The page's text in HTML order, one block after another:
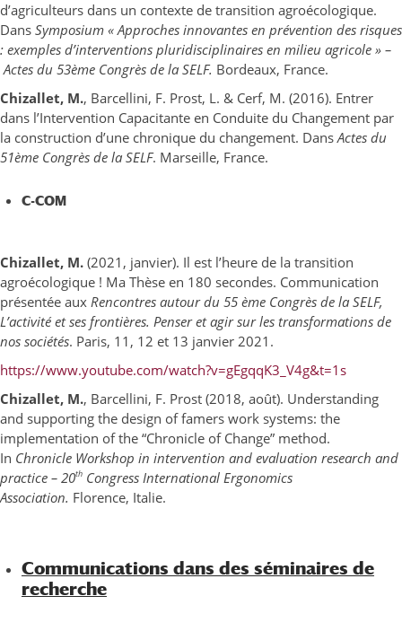
d’agriculteurs dans un contexte de transition agroécologique.
Dans Symposium « Approches innovantes en prévention des risques
: exemples d’interventions pluridisciplinaires en milieu agricole » –
Actes du 53ème Congrès de la SELF. Bordeaux, France.
Chizallet, M., Barcellini, F. Prost, L. & Cerf, M. (2016). Entrer
dans l’Intervention Capacitante en Conduite du Changement par
la construction d’une chronique du changement. DansActes du
51ème Congrès de la SELF. Marseille, France.
C-COM
Chizallet, M. (2021, janvier). Il est l’heure de la transition
agroécologique ! Ma Thèse en 180 secondes. Communication
présentée aux Rencontres autour du 55 ème Congrès de la SELF,
L’activité et ses frontières. Penser et agir sur les transformations de
nos sociétés. Paris, 11, 12 et 13 janvier 2021.
https://www.youtube.com/watch?v=gEgqqK3_V4g&t=1s
Chizallet, M., Barcellini, F. Prost (2018, août). Understanding
and supporting the design of famers work systems: the
implementation of the “Chronicle of Change” method.
In Chronicle Workshop in intervention and evaluation research and
practice – 20th Congress International Ergonomics
Association. Florence, Italie.
Communications dans des séminaires de
recherche